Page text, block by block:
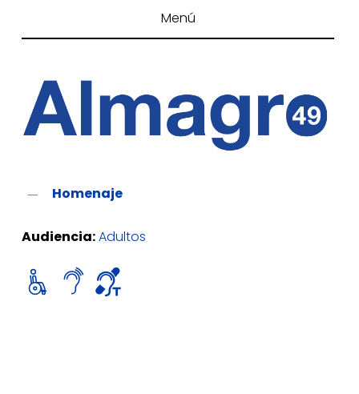
Menú
Homenaje
Audiencia:Adultos